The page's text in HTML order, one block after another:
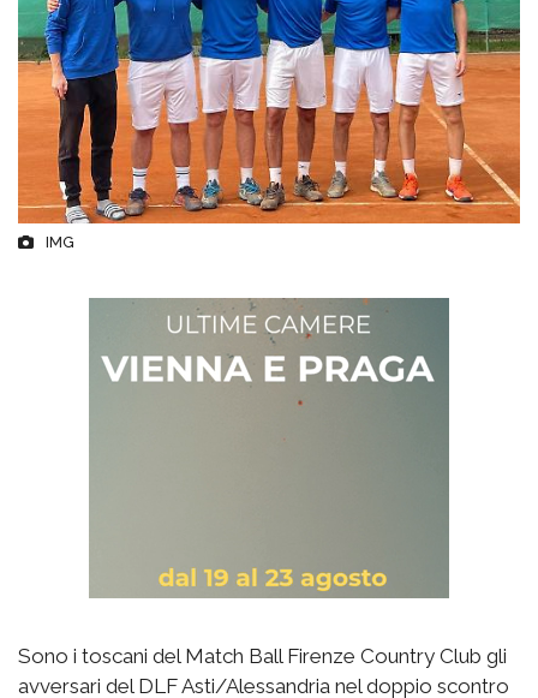
IMG
Sono i toscani del Match Ball Firenze Country Club gli
avversari del DLF Asti/Alessandria nel doppio scontro